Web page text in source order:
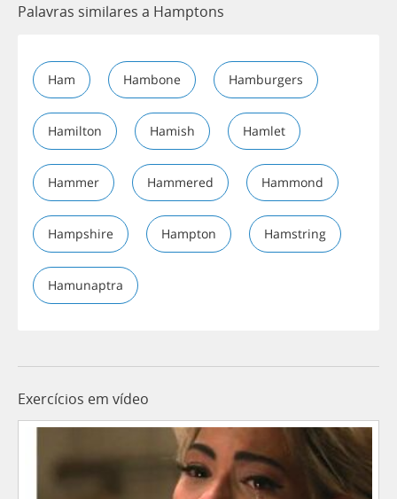
Palavras similares a Hamptons
Ham Hambone Hamburgers
Hamilton Hamish Hamlet
Hammer Hammered Hammond
Hampshire Hampton Hamstring
Hamunaptra
Exercícios em vídeo